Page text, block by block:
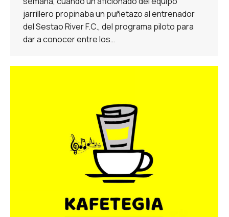
jarrillero propinaba un puñetazo al entrenador
del Sestao River F.C., del programa piloto para
dar a conocer entre los…